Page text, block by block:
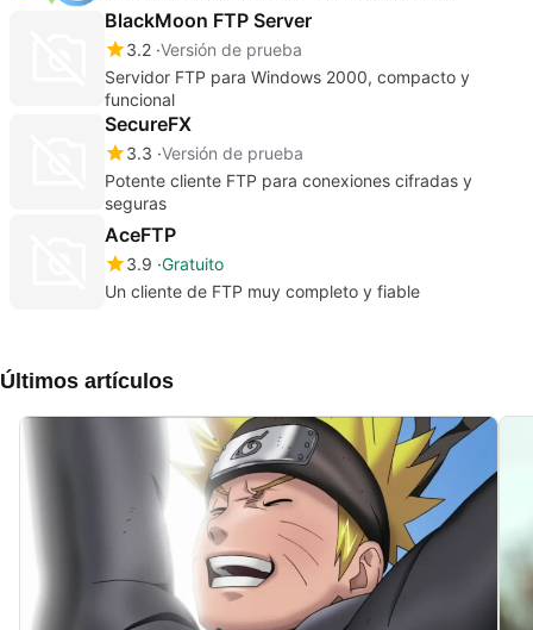
BlackMoon FTP Server
3.2 Versión de prueba
Servidor FTP para Windows 2000, compacto y
funcional
SecureFX
3.3 Versión de prueba
Potente cliente FTP para conexiones cifradas y
seguras
AceFTP
3.9 Gratuito
Un cliente de FTP muy completo y fiable
Últimos artículos